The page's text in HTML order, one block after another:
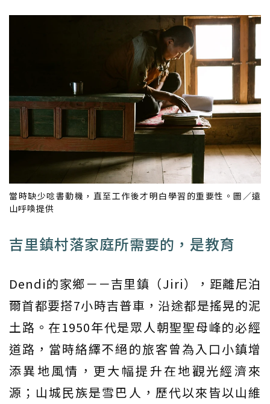
當時缺少唸書動機，直至工作後才明白學習的重要性。圖／遠
山呼喚提供
吉里鎮村落家庭所需要的，是教育
Dendi的家鄉－－吉里鎮（Jiri），距離尼泊
爾首都要搭7小時吉普車，沿途都是搖晃的泥
土路。在1950年代是眾人朝聖聖母峰的必經
道路，當時絡繹不絕的旅客曾為入口小鎮增
添異地風情，更大幅提升在地觀光經濟來
源；山城民族是雪巴人，歷代以來皆以山維